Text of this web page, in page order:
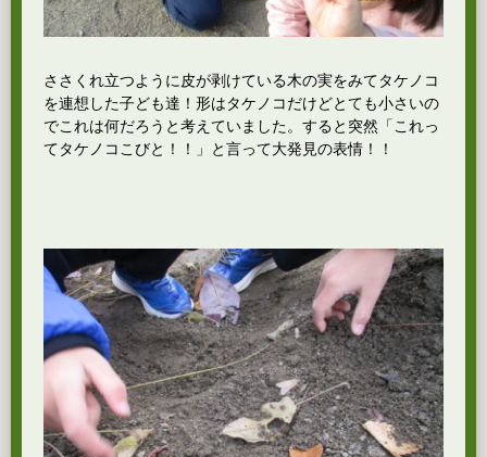
ささくれ立つように皮が剥けている木の実をみてタケノコ
を連想した子ども達！形はタケノコだけどとても小さいの
でこれは何だろうと考えていました。すると突然「これっ
てタケノコこびと！！」と言って大発見の表情！！